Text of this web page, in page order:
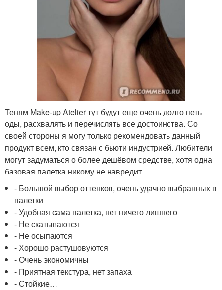
Теням Make-up Atelier тут будут еще очень долго петь
оды, расхвалять и перечислять все достоинства. Со
своей стороны я могу только рекомендовать данный
продукт всем, кто связан с бьюти индустрией. Любители
могут задуматься о более дешёвом средстве, хотя одна
базовая палетка никому не навредит
- Большой выбор оттенков, очень удачно выбранных в
палетки
- Удобная сама палетка, нет ничего лишнего
- Не скатываются
- Не осыпаются
- Хорошо растушовуются
- Очень экономичны
- Приятная текстура, нет запаха
- Стойкие…